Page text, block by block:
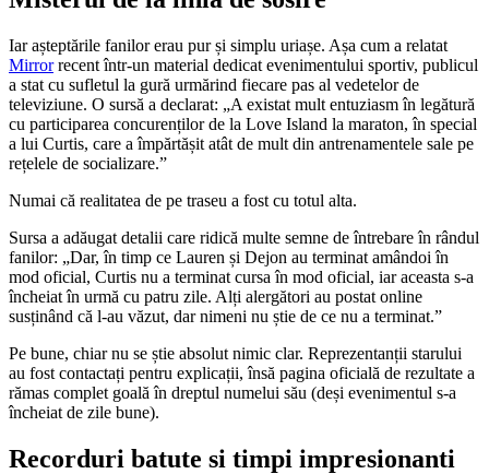
Iar așteptările fanilor erau pur și simplu uriașe. Așa cum a relatat
Mirrorrecent într-un material dedicat evenimentului sportiv, publicul
a stat cu sufletul la gură urmărind fiecare pas al vedetelor de
televiziune. O sursă a declarat: „A existat mult entuziasm în legătură
cu participarea concurenților de la Love Island la maraton, în special
a lui Curtis, care a împărtășit atât de mult din antrenamentele sale pe
rețelele de socializare.”
Numai că realitatea de pe traseu a fost cu totul alta.
Sursa a adăugat detalii care ridică multe semne de întrebare în rândul
fanilor: „Dar, în timp ce Lauren și Dejon au terminat amândoi în
mod oficial, Curtis nu a terminat cursa în mod oficial, iar aceasta s-a
încheiat în urmă cu patru zile. Alți alergători au postat online
susținând că l-au văzut, dar nimeni nu știe de ce nu a terminat.”
Pe bune, chiar nu se știe absolut nimic clar. Reprezentanții starului
au fost contactați pentru explicații, însă pagina oficială de rezultate a
rămas complet goală în dreptul numelui său (deși evenimentul s-a
încheiat de zile bune).
Recorduri batute si timpi impresionanti